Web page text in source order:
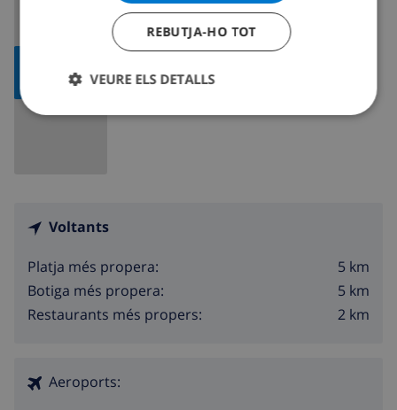
MAPA
Voltants
Platja més propera:
5 km
Botiga més propera:
5 km
Restaurants més propers:
2 km
Aeroports:
REBUTJA-HO TOT
VEURE ELS DETALLS